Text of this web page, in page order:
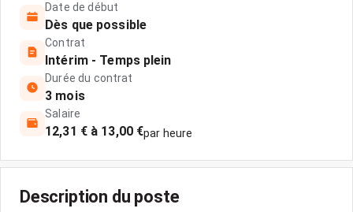
Date de début
Dès que possible
Contrat
Intérim - Temps plein
Durée du contrat
3 mois
Salaire
12,31 € à 13,00 €par heure
Description du poste